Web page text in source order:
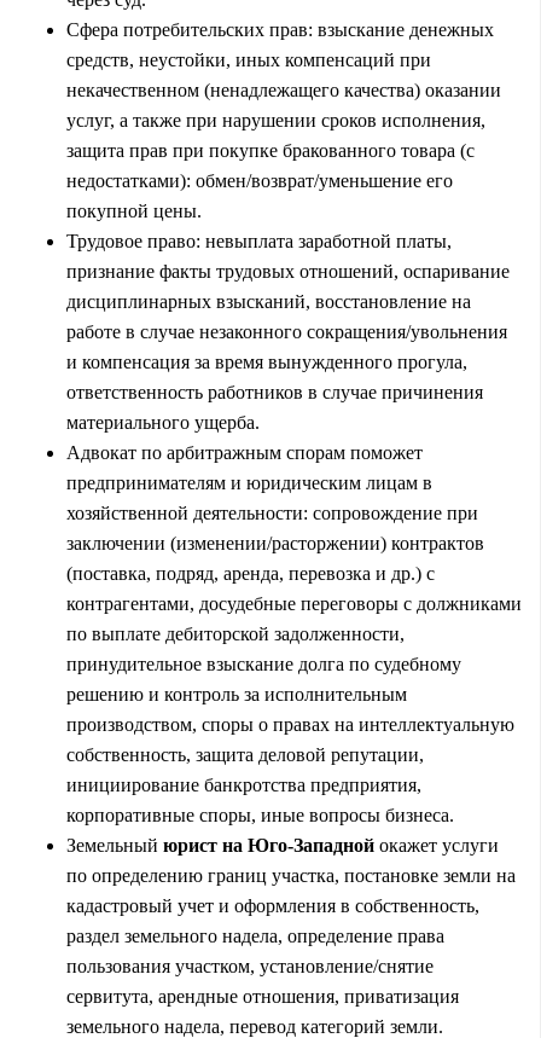
Сфера потребительских прав: взыскание денежных
средств, неустойки, иных компенсаций при
некачественном (ненадлежащего качества) оказании
услуг, а также при нарушении сроков исполнения,
защита прав при покупке бракованного товара (с
недостатками): обмен/возврат/уменьшение его
покупной цены.
Трудовое право: невыплата заработной платы,
признание факты трудовых отношений, оспаривание
дисциплинарных взысканий, восстановление на
работе в случае незаконного сокращения/увольнения
и компенсация за время вынужденного прогула,
ответственность работников в случае причинения
материального ущерба.
Адвокат по арбитражным спорам поможет
предпринимателям и юридическим лицам в
хозяйственной деятельности: сопровождение при
заключении (изменении/расторжении) контрактов
(поставка, подряд, аренда, перевозка и др.) с
контрагентами, досудебные переговоры с должниками
по выплате дебиторской задолженности,
принудительное взыскание долга по судебному
решению и контроль за исполнительным
производством, споры о правах на интеллектуальную
собственность, защита деловой репутации,
инициирование банкротства предприятия,
корпоративные споры, иные вопросы бизнеса.
Земельный юрист на Юго-Западной окажет услуги
по определению границ участка, постановке земли на
кадастровый учет и оформления в собственность,
раздел земельного надела, определение права
пользования участком, установление/снятие
сервитута, арендные отношения, приватизация
земельного надела, перевод категорий земли.